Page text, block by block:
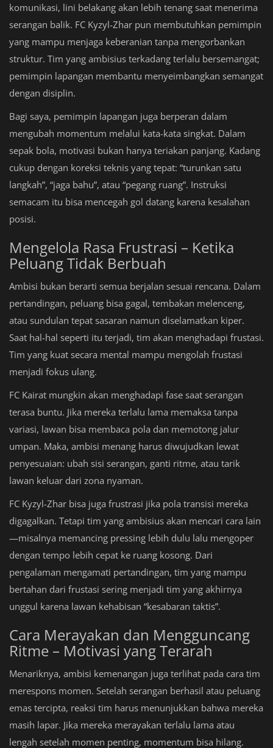
komunikasi, lini belakang akan lebih tenang saat menerima
serangan balik. FC Kyzyl-Zhar pun membutuhkan pemimpin
yang mampu menjaga keberanian tanpa mengorbankan
struktur. Tim yang ambisius terkadang terlalu bersemangat;
pemimpin lapangan membantu menyeimbangkan semangat
dengan disiplin.
Bagi saya, pemimpin lapangan juga berperan dalam
mengubah momentum melalui kata-kata singkat. Dalam
sepak bola, motivasi bukan hanya teriakan panjang. Kadang
cukup dengan koreksi teknis yang tepat: “turunkan satu
langkah”, “jaga bahu”, atau “pegang ruang”. Instruksi
semacam itu bisa mencegah gol datang karena kesalahan
posisi.
Mengelola Rasa Frustrasi – Ketika
Peluang Tidak Berbuah
Ambisi bukan berarti semua berjalan sesuai rencana. Dalam
pertandingan, peluang bisa gagal, tembakan melenceng,
atau sundulan tepat sasaran namun diselamatkan kiper.
Saat hal-hal seperti itu terjadi, tim akan menghadapi frustasi.
Tim yang kuat secara mental mampu mengolah frustasi
menjadi fokus ulang.
FC Kairat mungkin akan menghadapi fase saat serangan
terasa buntu. Jika mereka terlalu lama memaksa tanpa
variasi, lawan bisa membaca pola dan memotong jalur
umpan. Maka, ambisi menang harus diwujudkan lewat
penyesuaian: ubah sisi serangan, ganti ritme, atau tarik
lawan keluar dari zona nyaman.
FC Kyzyl-Zhar bisa juga frustrasi jika pola transisi mereka
digagalkan. Tetapi tim yang ambisius akan mencari cara lain
—misalnya memancing pressing lebih dulu lalu mengoper
dengan tempo lebih cepat ke ruang kosong. Dari
pengalaman mengamati pertandingan, tim yang mampu
bertahan dari frustasi sering menjadi tim yang akhirnya
unggul karena lawan kehabisan “kesabaran taktis”.
Cara Merayakan dan Mengguncang
Ritme – Motivasi yang Terarah
Menariknya, ambisi kemenangan juga terlihat pada cara tim
merespons momen. Setelah serangan berhasil atau peluang
emas tercipta, reaksi tim harus menunjukkan bahwa mereka
masih lapar. Jika mereka merayakan terlalu lama atau
lengah setelah momen penting, momentum bisa hilang.